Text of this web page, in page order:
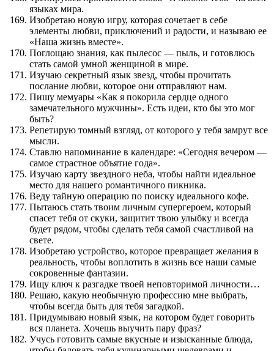
языках мира.
Изобретаю новую игру, которая сочетает в себе
элементы любви, приключений и радости, и называю ее
«Наша жизнь вместе».
Поглощаю знания, как пылесос — пыль, и готовлюсь
стать самой умной женщиной в мире.
Изучаю секретный язык звезд, чтобы прочитать
послание любви, которое они отправляют нам.
Пишу мемуары «Как я покорила сердце одного
замечательного мужчины». Есть идеи, кто бы это мог
быть?
Репетирую томный взгляд, от которого у тебя замрут все
мысли.
Ставлю напоминание в календаре: «Сегодня вечером —
самое страстное объятие года».
Изучаю карту звездного неба, чтобы найти идеальное
место для нашего романтичного пикника.
Веду тайную операцию по поиску идеального кофе.
Пытаюсь стать твоим личным супергероем, который
спасет тебя от скуки, защитит твою улыбку и всегда
будет рядом, чтобы сделать тебя самой счастливой на
свете.
Изобретаю устройство, которое превращает желания в
реальность, чтобы воплотить в жизнь все наши самые
сокровенные фантазии.
Ищу ключ к разгадке твоей неповторимой личности…
Решаю, какую необычную профессию мне выбрать,
чтобы всегда быть для тебя загадкой.
Придумываю новый язык, на котором будет говорить
вся планета. Хочешь выучить пару фраз?
Учусь готовить самые вкусные и изысканные блюда,